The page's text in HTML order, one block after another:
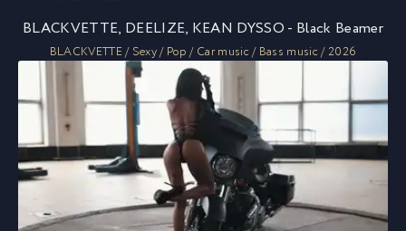
BLACKVETTE, DEELIZE, KEAN DYSSO - Black Beamer
BLACKVETTE / Sexy / Pop / Car music / Bass music / 2026